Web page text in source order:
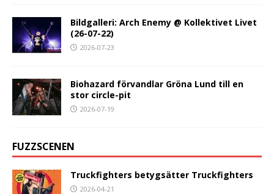
Bildgalleri: Arch Enemy @ Kollektivet Livet
(26-07-22)
2026-07-23
Biohazard förvandlar Gröna Lund till en
stor circle-pit
2026-07-19
FUZZSCENEN
Truckfighters betygsätter Truckfighters
2026-04-21